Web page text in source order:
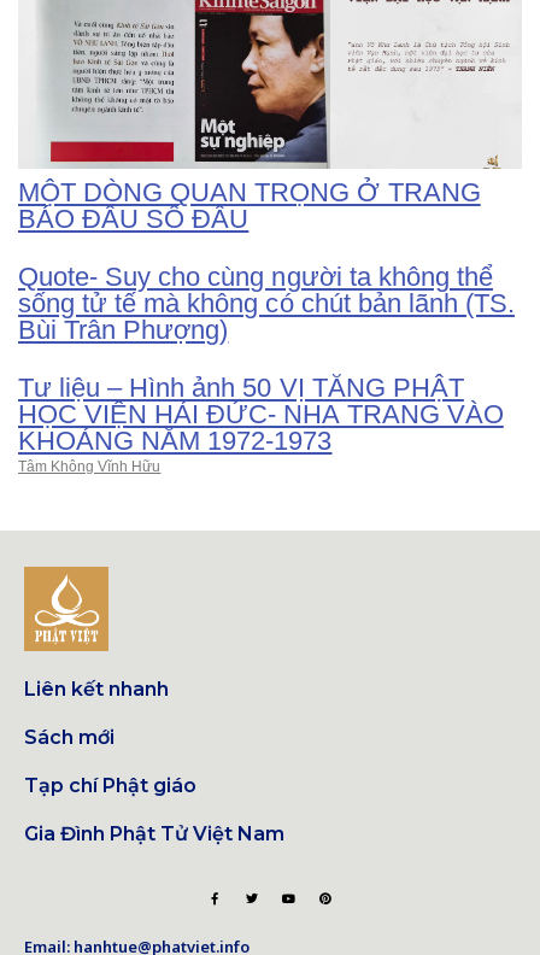
MỘT DÒNG QUAN TRỌNG Ở TRANG
BÁO ĐẦU SỐ ĐẦU
Quote- Suy cho cùng người ta không thể
sống tử tế mà không có chút bản lãnh (TS.
Bùi Trân Phượng)
Tư liệu – Hình ảnh 50 VỊ TĂNG PHẬT
HỌC VIỆN HẢI ĐỨC- NHA TRANG VÀO
KHOẢNG NĂM 1972-1973
Tâm Không Vĩnh Hữu
Liên kết nhanh
Sách mới
Tạp chí Phật giáo
Gia Đình Phật Tử Việt Nam
Email: hanhtue@phatviet.info